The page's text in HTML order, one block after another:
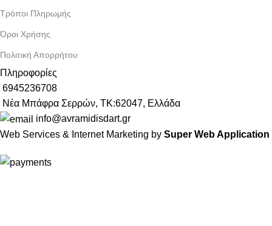
Τρόποι Πληρωμής
Όροι Χρήσης
Πολιτική Απορρήτου
Πληροφορίες
6945236708
Νέα Μπάφρα Σερρών, ΤΚ:62047, Ελλάδα
info@avramidisdart.gr
Web Services & Internet Marketing by Super Web Application